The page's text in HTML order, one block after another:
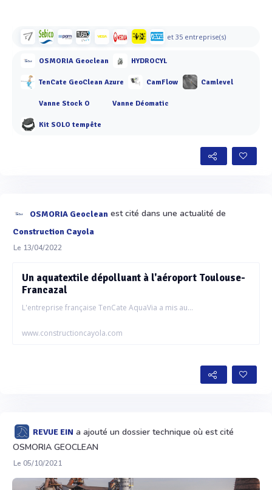
et 35 entreprise(s)
OSMORIA Geoclean HYDROCYL
TenCate GeoClean Azure CamFlow Camlevel
Vanne Stock O Vanne Déomatic
Kit SOLO tempête
OSMORIA Geoclean est cité dans une actualité de
Construction Cayola
Le 13/04/2022
Un aquatextile dépolluant à l'aéroport Toulouse-
Francazal
L'entreprise française TenCate AquaVia a mis au...
www.constructioncayola.com
REVUE EIN a ajouté un dossier technique où est cité
OSMORIA GEOCLEAN
Le 05/10/2021